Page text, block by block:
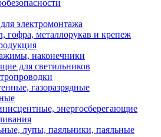
электромонтажа
гофра, металлорукав и крепеж
наконечники
для светильников
газоразрядные
энергосберегающие
лупы, паяльники, паяльные